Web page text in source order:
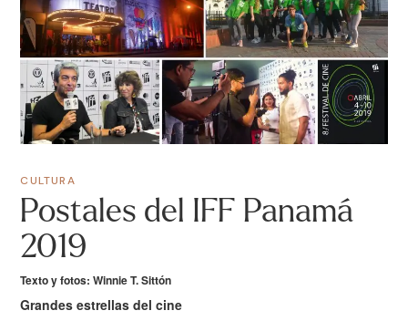
CULTURA
Postales del IFF Panamá
2019
Texto y fotos: Winnie T. Sittón
Grandes estrellas del cine